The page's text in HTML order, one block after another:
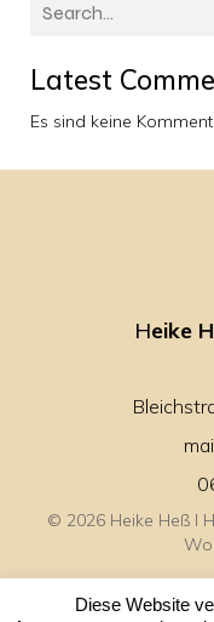
Latest
Es sind keine
Heike
© 2026 Heike Heß I
Diese Website